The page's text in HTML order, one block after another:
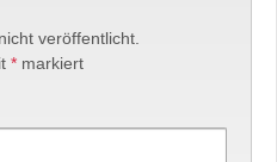
veröffentlicht.
* markiert